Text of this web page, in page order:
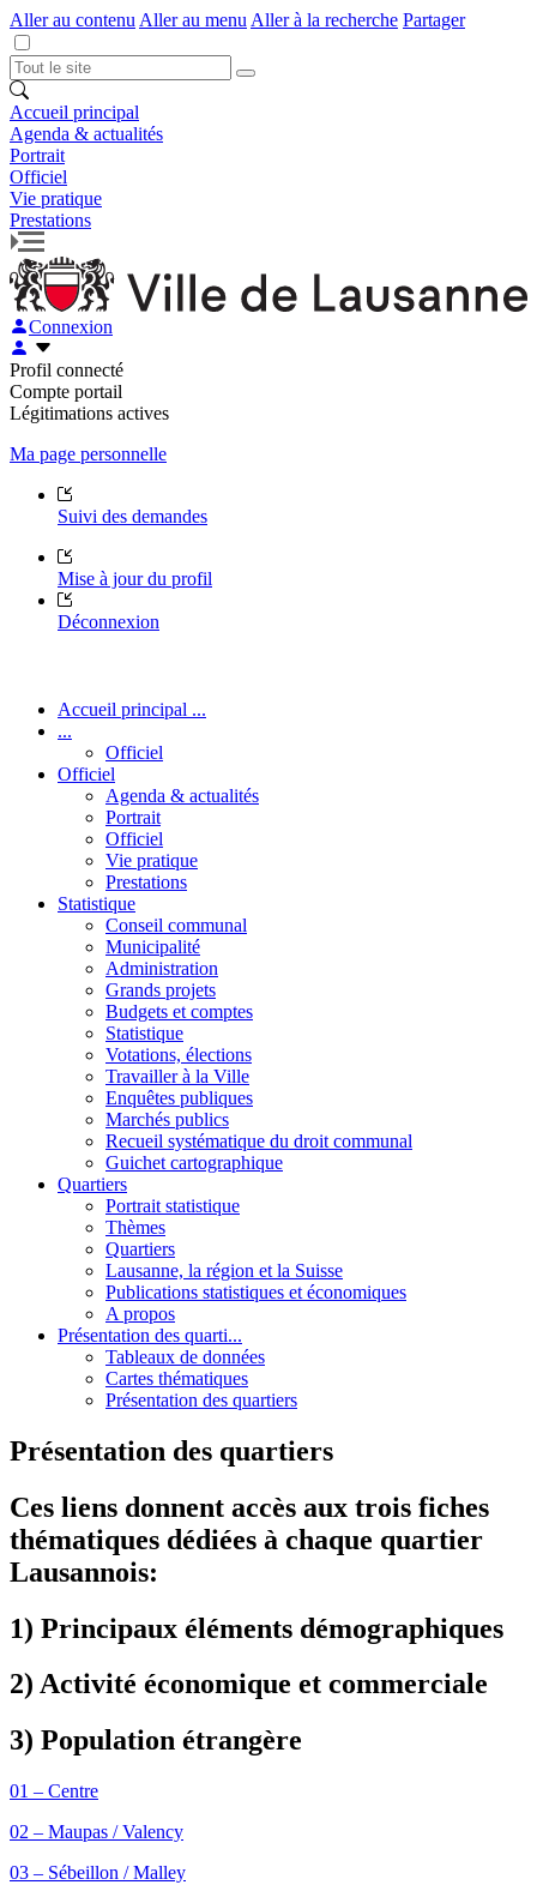
Aller au contenu Aller au menu Aller à la recherche Partager
Accueil principal
Agenda & actualités
Portrait
Officiel
Vie pratique
Prestations
Connexion
Profil connecté
Compte portail
Légitimations actives
Ma page personnelle
Suivi des demandes
Mise à jour du profil
Déconnexion
Accueil principal ...
...
Officiel
Officiel
Agenda & actualités
Portrait
Officiel
Vie pratique
Prestations
Statistique
Conseil communal
Municipalité
Administration
Grands projets
Budgets et comptes
Statistique
Votations, élections
Travailler à la Ville
Enquêtes publiques
Marchés publics
Recueil systématique du droit communal
Guichet cartographique
Quartiers
Portrait statistique
Thèmes
Quartiers
Lausanne, la région et la Suisse
Publications statistiques et économiques
A propos
Présentation des quarti...
Tableaux de données
Cartes thématiques
Présentation des quartiers
Présentation des quartiers
Ces liens donnent accès aux trois fiches
thématiques dédiées à chaque quartier
Lausannois:
1) Principaux éléments démographiques
2) Activité économique et commerciale
3) Population étrangère
01 – Centre
02 – Maupas / Valency
03 – Sébeillon / Malley